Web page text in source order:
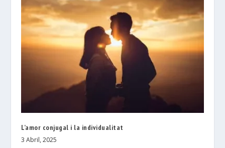
L’amor conjugal i la individualitat
3 Abril, 2025